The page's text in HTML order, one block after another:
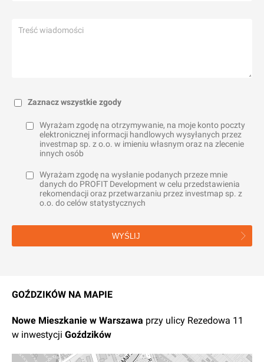
Zaznacz wszystkie zgody
Wyrażam zgodę na otrzymywanie, na moje konto poczty
elektronicznej informacji handlowych wysyłanych przez
investmap sp. z o.o. w imieniu własnym oraz na zlecenie
innych osób
Wyrażam zgodę na wysłanie podanych przeze mnie
danych do PROFIT Development w celu przedstawienia
rekomendacji oraz przetwarzaniu przez investmap sp. z
o.o. do celów statystycznych
WYŚLIJ
GOŹDZIKÓW NA MAPIE
Nowe Mieszkanie w Warszawa przy ulicy Rezedowa 11
w inwestycji Goździków